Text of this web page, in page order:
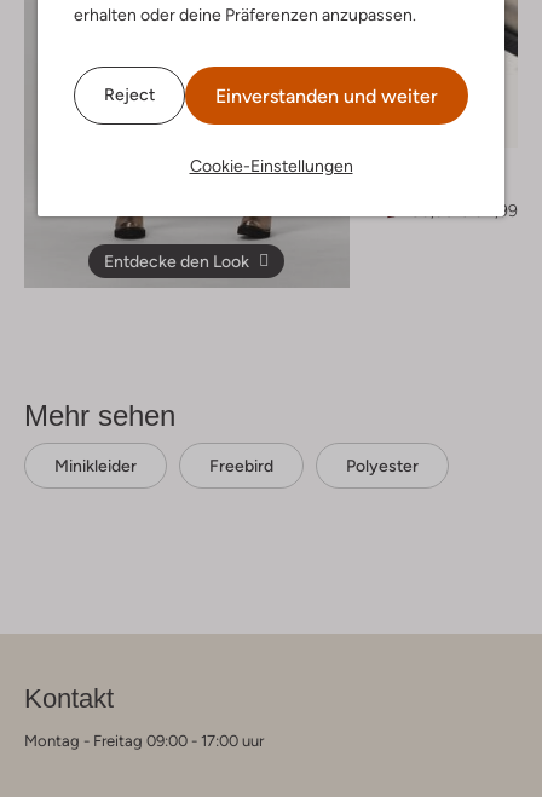
erhalten oder deine Präferenzen anzupassen.
Reject Einverstanden und weiter
Cookie-Einstellungen
Entdecke den Look
Letzter Artikel
€ 94,99
Mehr sehen
Minikleider Freebird Polyester
Kontakt
Montag - Freitag 09:00 - 17:00 uur